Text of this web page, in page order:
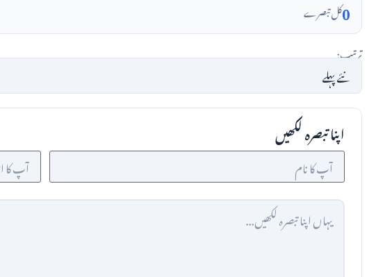
0کل تبصرے
ترتیب:
اپنا تبصرہ لکھیں